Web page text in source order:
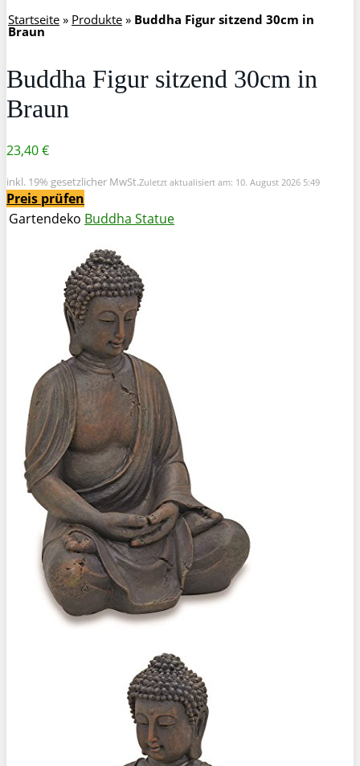
Startseite » Produkte » Buddha Figur sitzend 30cm in
Braun
Buddha Figur sitzend 30cm in
Braun
23,40 €
inkl. 19% gesetzlicher MwSt.Zuletzt aktualisiert am: 10. August 2026 5:49
Preis prüfen
Gartendeko Buddha Statue